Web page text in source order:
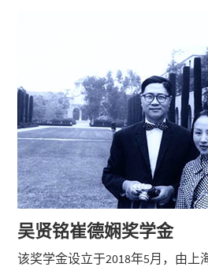
吴贤铭崔德娴奖学金
该奖学金设立于2018年5月，由上